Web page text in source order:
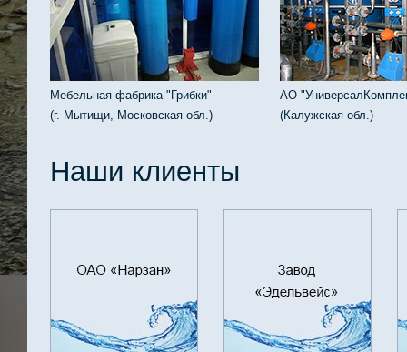
Мебельная фабрика "Грибки"
(г. Мытищи, Московская обл.)
АО
(Калужская обл.)
Наши клиенты